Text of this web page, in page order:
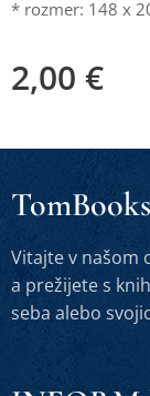
* rozmer: 148 x
2,00 €
TomBooks
Vitajte v našom
a prežijete s
seba alebo